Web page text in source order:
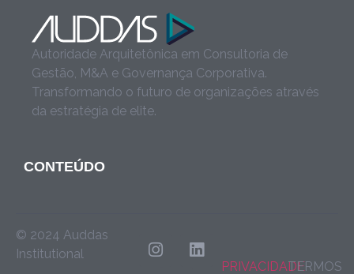
Autoridade Arquitetônica em Consultoria de
Gestão, M&A e Governança Corporativa.
Transformando o futuro de organizações através
da estratégia de elite.
CONTEÚDO
© 2024 Auddas
Institutional
PRIVACIDADETERMOS